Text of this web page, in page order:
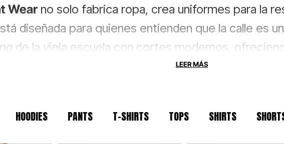
Wear no solo fabrica ropa, crea uniformes para la
diseñada para quienes entienden que la calle es
de la vieja escuela con cortes modernos,
HOODIES PANTS T-SHIRTS TOPS SHIRTS